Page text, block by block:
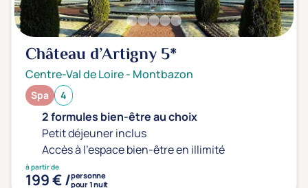
Château d’Artigny5*
Centre-Val de Loire- Montbazon
Spa 4
2 formules bien-être au choix
Petit déjeuner inclus
Accès à l'espace bien-être en illimité
à partir de
199 € /personne
pour 1 nuit